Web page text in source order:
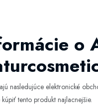
o
nasledujúce elektronické
tento produkt najlacnejšie.